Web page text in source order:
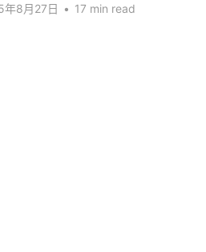
年8月27日 • 17 min read